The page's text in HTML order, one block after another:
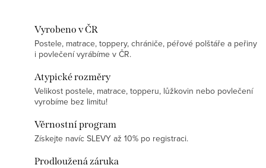
Vyrobeno v ČR
Postele, matrace, toppery, chrániče, péřové polštáře a peřiny
i povlečení vyrábíme v ČR.
Atypické rozměry
Velikost postele, matrace, topperu, lůžkovin nebo povlečení
vyrobíme bez limitu!
Věrnostní program
Získejte navíc SLEVY až 10% po registraci.
Prodloužená záruka